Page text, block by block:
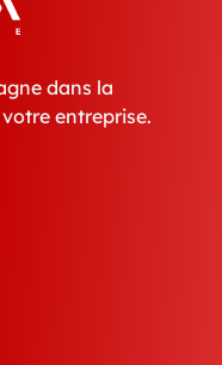
dans la
entreprise.